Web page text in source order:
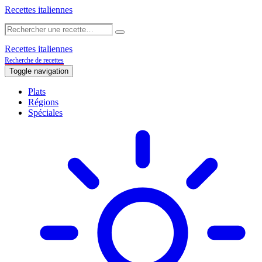
Recettes italiennes
Recettes italiennes
Recherche de recettes
Toggle navigation
Plats
Régions
Spéciales